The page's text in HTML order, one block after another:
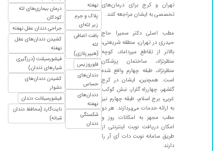
خونریزی خیلی عالی بود خواستم ازشون تشکر ویژه
کنم خیلی مخلصیم
ایمپلنت انجام دادم عالی بود خانم دکتر ممنونم
ازتون
۱۴۰۲/۰۵/۰۵
عدم رضایت ۱۴۰۲/۰۸/۱۱
دکتر واقعا واقعا عالی من قبل اینکه پیش ایشان بیام
چون خونمون از محل کارشون دوره چندجا دیگه
رفته بودم و با دیدن لثه من گفتن نمیتونن پیوند
استخوان بزنن برای منو ولی پیش خانم حاج
حیدری اومدم گفت چیزی نیست و واقعا توی
جراحی چیزی احساس نکردم و واقعا عالی بود
کارش و با اینکه خونم دور بود می ارزید بخاطر کار
زیباشون تا اونجا بیام
۱۴۰۳/۱۲/۰۷
تهران و کرج برای درمان‌های
تخصصی به ایشان مراجعه کنند.
مطب اصلی دکتر سمیرا حاج
حیدری در تهران، منطقه شریعتی،
بالاتر از تقاطع میرداماد، کوچه
منظرنژاد، ساختمان پزشکان
منظرنژاد، طبقه چهارم واقع شده
است. همچنین، ایشان در کرج
گلشهر، چهارراه گلزار، نبش کوکب
غربی، برج اسلام، طبقه چهارم نیز
به ارائه خدمات می‌پردازند. هر دو
مطب مجهز به امکانات روز و
امکان دریافت نوبت اینترنتی از
طریق سامانه نوبت دات آی آر را
دارند.
نهفته
پلاک و جرم
زیر لثه‌ای
بافت اضافی
لثه
(هیپرپلازی)
فلوروزیس
دندان‌های
حساس
دندان‌های
نهفته
شکستگی
دندان
درمان بیماری‌های لثه
کودکان
جراحی دندان عقل نهفته
کشیدن دندان‌های عقل
نهفته
فیشورسیلنت (درزگیری
شیارهای دندان)
کشیدن دندان‌های
دشوار
فیشورسیلانت دندان
نایت‌گارد (محافظ دندان
شبانه)